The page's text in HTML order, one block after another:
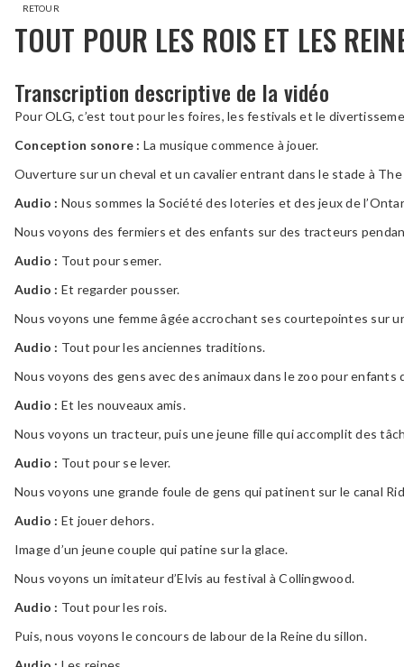
RETOUR
TOUT POUR LES ROIS ET LES
Transcription descriptive de la vidéo
Pour OLG, c’est tout pour les foires, les festivals et le
Conception sonore : La musique commence à jouer.
Ouverture sur un cheval et un cavalier entrant dans le stade à The
Audio : Nous sommes la Société des loteries et des jeux de
Nous voyons des fermiers et des enfants sur des tracteurs
Audio : Tout pour semer.
Audio : Et regarder pousser.
Nous voyons une femme âgée accrochant ses courtepointes sur
Audio : Tout pour les anciennes traditions.
Nous voyons des gens avec des animaux dans le zoo pour enfants
Audio : Et les nouveaux amis.
Nous voyons un tracteur, puis une jeune fille qui accomplit des
Audio : Tout pour se lever.
Nous voyons une grande foule de gens qui patinent sur le canal
Audio : Et jouer dehors.
Image d’un jeune couple qui patine sur la glace.
Nous voyons un imitateur d’Elvis au festival à Collingwood.
Audio : Tout pour les rois.
Puis, nous voyons le concours de labour de la Reine du sillon.